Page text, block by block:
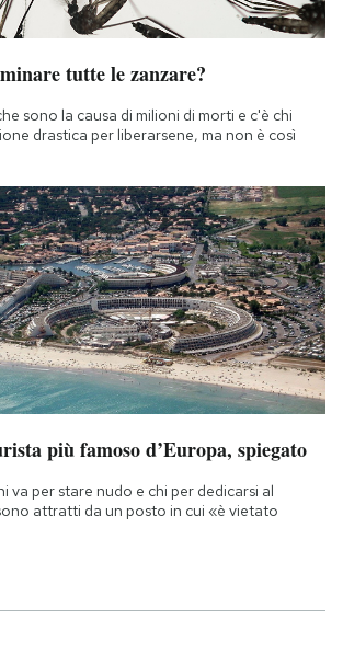
tutte le zanzare?
sono la causa di milioni di morti e c'è chi
drastica per liberarsene, ma non è così
più famoso d’Europa, spiegato
va per stare nudo e chi per dedicarsi al
attratti da un posto in cui «è vietato